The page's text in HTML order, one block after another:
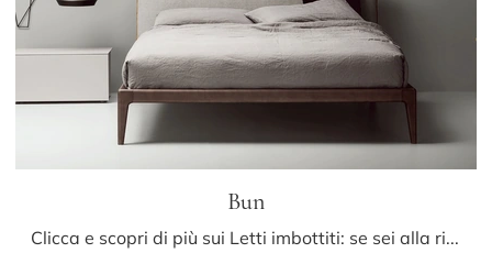
Bun
Clicca e scopri di più sui Letti imbottiti: se sei alla ricerca di modelli matrimoniali moderni, il modello Bun Kristalia fa al caso tuo.